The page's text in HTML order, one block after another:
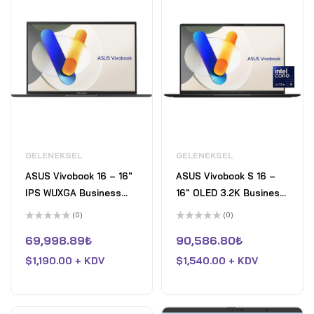
GELENEKSEL
ASUS Vivobook 16 – 16"
IPS WUXGA Business
Laptop Intel Core 7
16GB DDR4 RAM 1TB
Pcle SSD Win 11 Home
üzerinden
0
aldı
(0)
69,998.89₺
$1,190.00 + KDV
GELENEKSEL
ASUS Vivobook S 16 –
16" OLED 3.2K Business
Laptop Intel Core Ultra
Graphics 16GB LPDDR5X
RAM 1TB Pcle 4 SSD Win
üzerinden
0
aldı
(0)
90,586.80₺
$1,540.00 + KDV